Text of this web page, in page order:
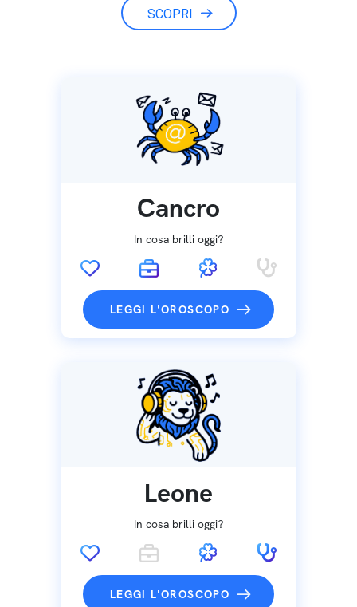
SCOPRI
Cancro
In cosa brilli oggi?
LEGGI L'OROSCOPO
Leone
In cosa brilli oggi?
LEGGI L'OROSCOPO